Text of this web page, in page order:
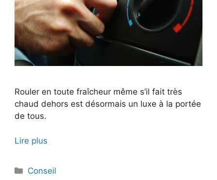
Rouler en toute fraîcheur même s’il fait très
chaud dehors est désormais un luxe à la portée
de tous.
Lire plus
Catégories
Conseil